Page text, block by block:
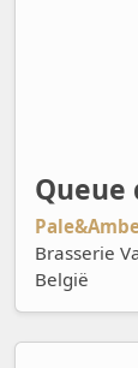
Queue
Brasserie
België